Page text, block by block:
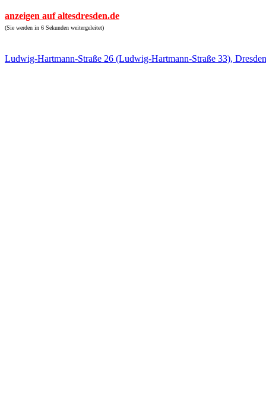
anzeigen auf altesdresden.de
(Sie werden in 6 Sekunden weitergeleitet)
Ludwig-Hartmann-Straße 26 (Ludwig-Hartmann-Straße 33), Dresden